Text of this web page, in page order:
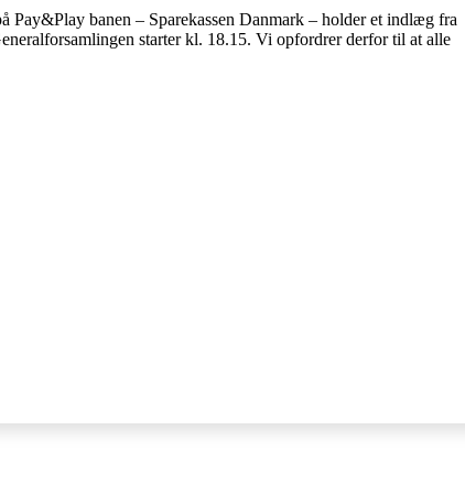
Pay&Play banen – Sparekassen Danmark – holder et indlæg fra
starter kl. 18.15. Vi opfordrer derfor til at alle